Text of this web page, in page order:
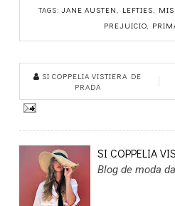
TAGS: JANE AUSTEN , LEFTIES,
PREJUICIO,
SI COPPELIA VISTIERA DE
PRADA
SI COPPELIA
Blog de moda